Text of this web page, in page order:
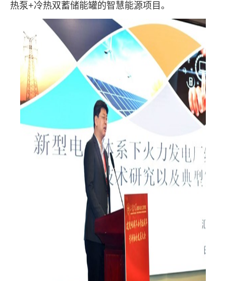
热泵+冷热双蓄储能罐的智慧能源项目。